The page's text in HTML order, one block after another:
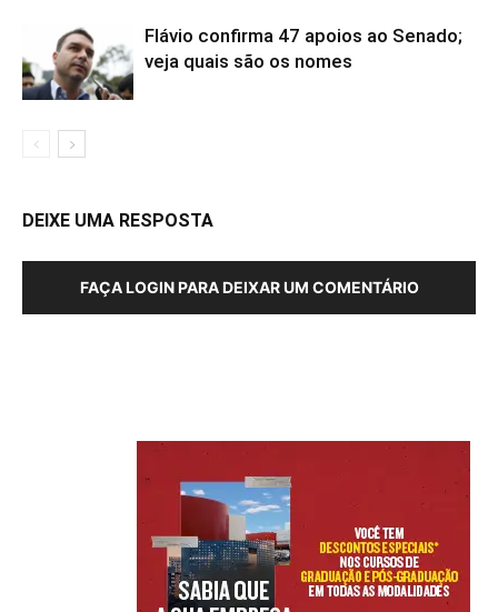
Flávio confirma 47 apoios ao Senado;
veja quais são os nomes
DEIXE UMA RESPOSTA
FAÇA LOGIN PARA DEIXAR UM COMENTÁRIO